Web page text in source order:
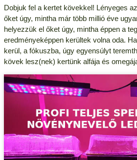
Dobjuk fel a kertet kövekkel! Lényeges
őket úgy, mintha már több millió éve
helyezzük el őket úgy, mintha éppen a
eredményeképpen kerültek volna oda.
kerül, a fókuszba, úgy egyensúlyt
kövek lesz(nek) kertünk alfája és